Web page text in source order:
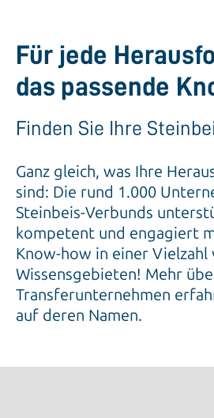
Für jede
das passende
Finden Sie Ihre
Ganz gleich, was Ihre
sind: Die rund 1.000
Steinbeis-Verbunds
kompetent und engagiert
Know-how in einer Vielzahl
Wissensgebieten! Mehr
Transferunternehmen
auf deren Namen.